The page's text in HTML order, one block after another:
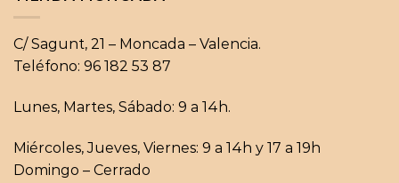
C/ Sagunt, 21 – Moncada – Valencia.
Teléfono: 96 182 53 87
Lunes, Martes, Sábado: 9 a 14h.
Miércoles, Jueves, Viernes: 9 a 14h y 17 a 19h
Domingo – Cerrado